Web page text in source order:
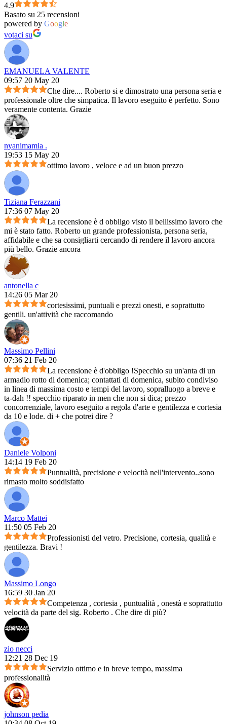
4.9
Basato su 25 recensioni
powered by Google
votaci su
EMANUELA VALENTE
09:57 20 May 20
Che dire.... Roberto si e dimostrato una persona seria e
professionale oltre che simpatica. Il lavoro eseguito è perfetto. Sono
veramente contenta. Grazie
nyanimamia .
19:53 15 May 20
ottimo lavoro , veloce e ad un buon prezzo
Tiziana Ferazzani
17:36 07 May 20
La recensione è d obbligo visto il bellissimo lavoro che
mi è stato fatto. Roberto un grande professionista, persona seria,
affidabile e che sa consigliarti cercando di rendere il lavoro ancora
più bello. Grazie ancora
antonella c
14:26 05 Mar 20
cortesissimi, puntuali e prezzi onesti, e soprattutto
gentili. un'attività che raccomando
Massimo Pellini
07:36 21 Feb 20
La recensione è d'obbligo !Specchio su un'anta di un
armadio rotto di domenica; contattati di domenica, subito condiviso
in linea di massima costo e tempi del lavoro, sopralluogo a breve e
ta-dah !! specchio riparato in men che non si dica; prezzo
concorrenziale, lavoro eseguito a regola d'arte e gentilezza e cortesia
da 10 e lode. di + che potrei dire ?
Daniele Volponi
14:14 19 Feb 20
Puntualità, precisione e velocità nell'intervento..sono
rimasto molto soddisfatto
Marco Mattei
11:50 05 Feb 20
Professionisti del vetro. Precisione, cortesia, qualità e
gentilezza. Bravi !
Massimo Longo
16:59 30 Jan 20
Competenza , cortesia , puntualità , onestà e soprattutto
velocità da parte del sig. Roberto . Che dire di più?
zio necci
12:21 28 Dec 19
Servizio ottimo e in breve tempo, massima
professionalità
johnson pedia